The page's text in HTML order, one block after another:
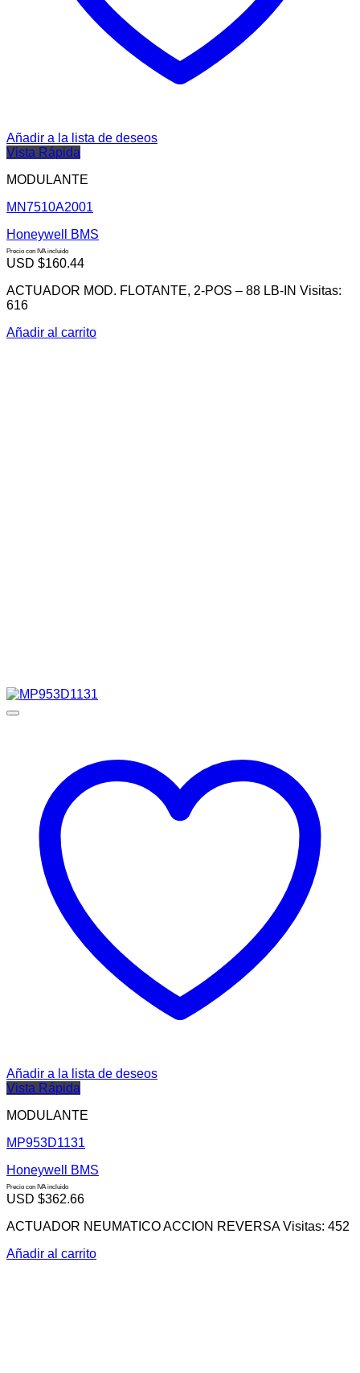
Añadir a la lista de deseos
Vista Rápida
MODULANTE
MN7510A2001
Honeywell BMS
Precio con IVA incluido
USD $160.44
ACTUADOR MOD. FLOTANTE, 2-POS – 88 LB-IN Visitas:
616
Añadir al carrito
Añadir a la lista de deseos
Vista Rápida
MODULANTE
MP953D1131
Honeywell BMS
Precio con IVA incluido
USD $362.66
ACTUADOR NEUMATICO ACCION REVERSA Visitas: 452
Añadir al carrito